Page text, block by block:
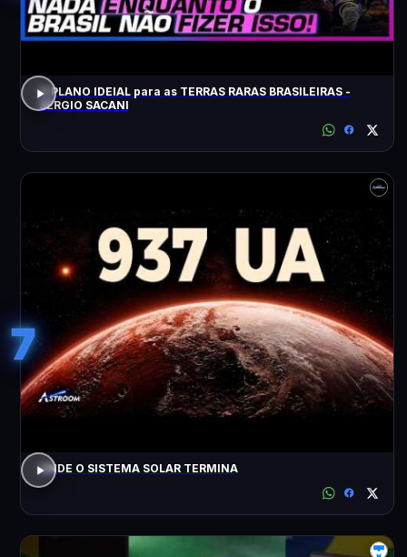
O PLANO IDEIAL para as TERRAS RARAS BRASILEIRAS -
SÉRGIO SACANI
7
ONDE O SISTEMA SOLAR TERMINA